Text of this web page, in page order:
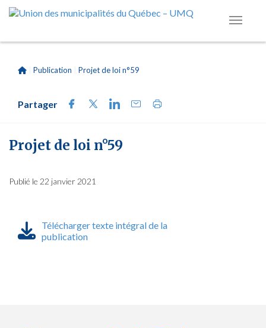
Publication Projet de loi n°59
Partager
Projet de loi n°59
Publié le 22 janvier 2021
Télécharger texte intégral de la
publication